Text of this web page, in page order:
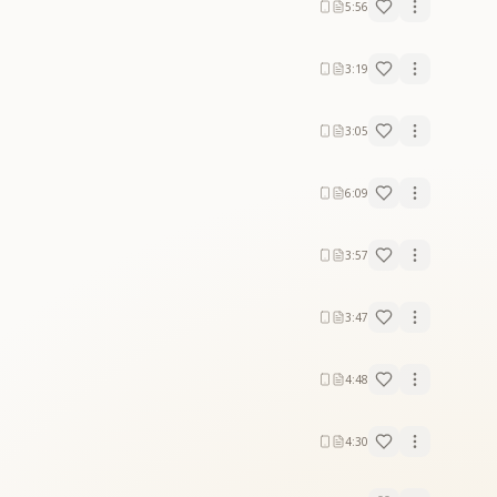
5:56
3:19
3:05
6:09
3:57
3:47
4:48
4:30